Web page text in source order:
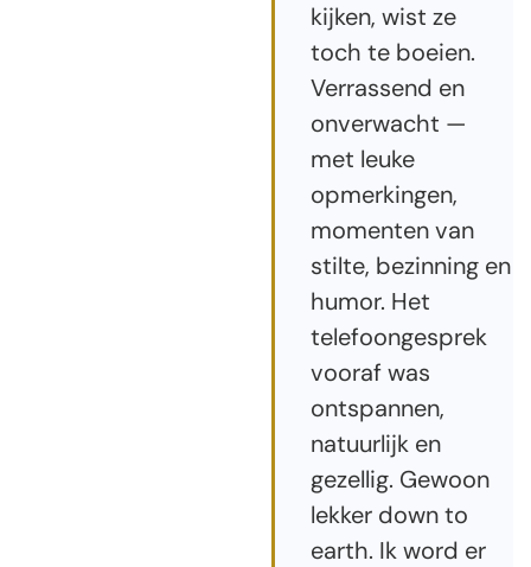
kijken, wist ze
toch te boeien.
Verrassend en
onverwacht —
met leuke
opmerkingen,
momenten van
stilte, bezinning en
humor. Het
telefoongesprek
vooraf was
ontspannen,
natuurlijk en
gezellig. Gewoon
lekker down to
earth. Ik word er